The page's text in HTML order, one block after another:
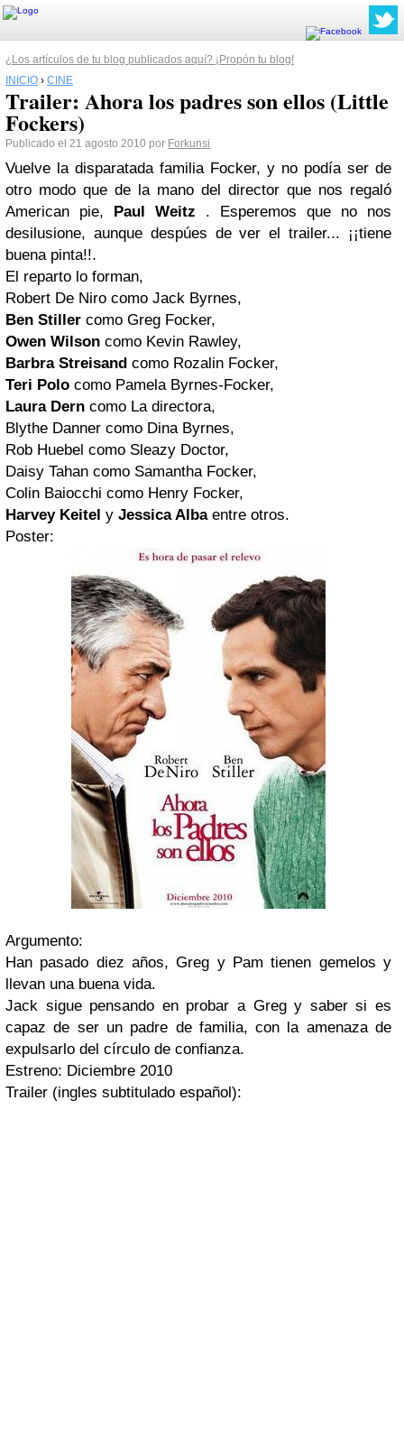
¿Los artículos de tu blog publicados aquí? ¡Propón tu blog!
INICIO › CINE
Trailer: Ahora los padres son ellos (Little
Fockers)
Publicado el 21 agosto 2010 por Forkunsi
Vuelve la disparatada familia Focker, y no podía ser de
otro modo que de la mano del director que nos regaló
American pie, Paul Weitz . Esperemos que no nos
desilusione, aunque despúes de ver el trailer... ¡¡tiene
buena pinta!!.
El reparto lo forman,
Robert De Niro como Jack Byrnes,
Ben Stiller como Greg Focker,
Owen Wilson como Kevin Rawley,
Barbra Streisand como Rozalin Focker,
Teri Polo como Pamela Byrnes-Focker,
Laura Dern como La directora,
Blythe Danner como Dina Byrnes,
Rob Huebel como Sleazy Doctor,
Daisy Tahan como Samantha Focker,
Colin Baiocchi como Henry Focker,
Harvey Keitel y Jessica Albaentre otros.
Poster:
Argumento:
Han pasado diez años,Greg y Pamtienen gemelos y
llevan una buena vida.
Jack sigue pensando en probar a Gregy saber si es
capaz de ser un padre de familia, con la amenaza de
expulsarlo del círculo de confianza.
Estreno: Diciembre 2010
Trailer (ingles subtitulado español):